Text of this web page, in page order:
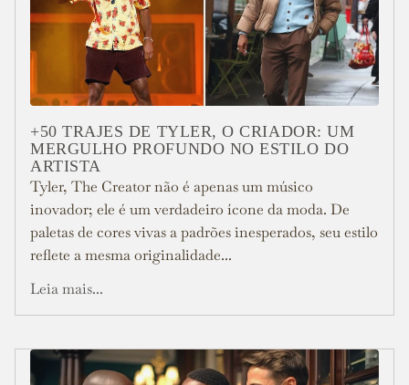
+50 TRAJES DE TYLER, O CRIADOR: UM
MERGULHO PROFUNDO NO ESTILO DO
ARTISTA
Tyler, The Creator não é apenas um músico
inovador; ele é um verdadeiro ícone da moda. De
paletas de cores vivas a padrões inesperados, seu estilo
reflete a mesma originalidade...
Leia mais...